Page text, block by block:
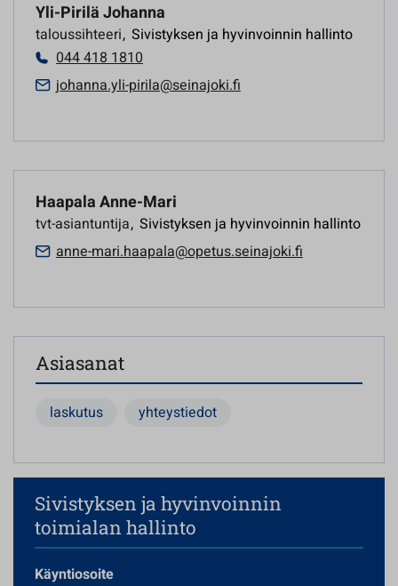
Yli-Pirilä Johanna
taloussihteeri, Sivistyksen ja hyvinvoinnin hallinto
044 418 1810
johanna.yli-pirila@seinajoki.fi
Haapala Anne-Mari
tvt-asiantuntija, Sivistyksen ja hyvinvoinnin hallinto
anne-mari.haapala@opetus.seinajoki.fi
Asiasanat
laskutus yhteystiedot
Sivistyksen ja hyvinvoinnin
toimialan hallinto
Käyntiosoite